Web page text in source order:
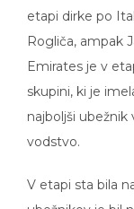
etapi dirke po
Rogliča, ampak
Emirates je v
skupini, ki je
najboljši
vodstvo.
V etapi sta bila